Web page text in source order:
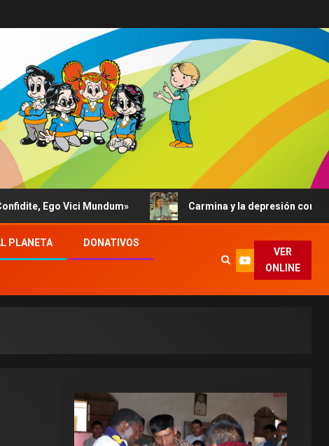
Ego Vici Mundum» Carmina y la depresión contada al
PLANETA DONATIVOS
VER
ONLINE